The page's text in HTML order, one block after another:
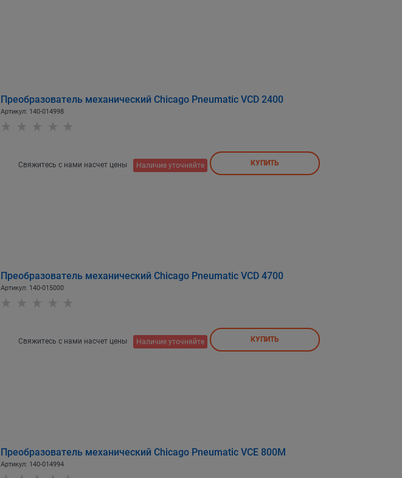
Преобразователь механический Chicago Pneumatic VCD 2400
Артикул: 140-014998
Свяжитесь с нами насчет цены Наличие уточняйте КУПИТЬ
Преобразователь механический Chicago Pneumatic VCD 4700
Артикул: 140-015000
Свяжитесь с нами насчет цены Наличие уточняйте КУПИТЬ
Преобразователь механический Chicago Pneumatic VCE 800M
Артикул: 140-014994